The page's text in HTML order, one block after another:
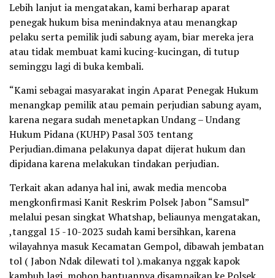
Lebih lanjut ia mengatakan, kami berharap aparat
penegak hukum bisa menindaknya atau menangkap
pelaku serta pemilik judi sabung ayam, biar mereka jera
atau tidak membuat kami kucing-kucingan, di tutup
seminggu lagi di buka kembali.
“Kami sebagai masyarakat ingin Aparat Penegak Hukum
menangkap pemilik atau pemain perjudian sabung ayam,
karena negara sudah menetapkan Undang – Undang
Hukum Pidana (KUHP) Pasal 303 tentang
Perjudian.dimana pelakunya dapat dijerat hukum dan
dipidana karena melakukan tindakan perjudian.
Terkait akan adanya hal ini, awak media mencoba
mengkonfirmasi Kanit Reskrim Polsek Jabon “Samsul”
melalui pesan singkat Whatshap, beliaunya mengatakan,
,tanggal 15 -10-2023 sudah kami bersihkan, karena
wilayahnya masuk Kecamatan Gempol, dibawah jembatan
tol ( Jabon Ndak dilewati tol ).makanya nggak kapok